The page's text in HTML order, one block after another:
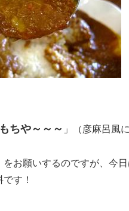
ちや～～～ 」（彦麻呂風に
をお願いするのですが、今日
す！